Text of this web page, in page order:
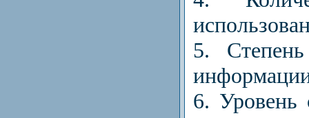
5.
6. Уровень